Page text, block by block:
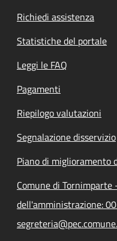
Richiedi assistenza
Statistiche del portale
Leggi le FAQ
Pagamenti
Riepilogo valutazioni
Segnalazione disservizio
Piano di miglioramento
Comune di Tornimparte
dell'amministrazione: